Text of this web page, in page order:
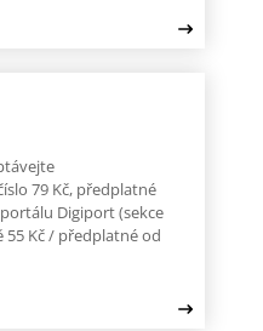
79 Kč, předplatné
Digiport (sekce
Kč / předplatné od